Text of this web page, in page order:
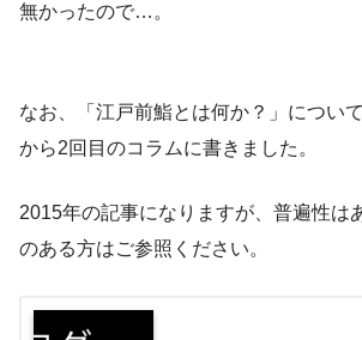
無かったので…。
なお、「江戸前鮨とは何か？」につい
から2回目のコラムに書きました。
2015年の記事になりますが、普遍性は
のある方はご参照ください。